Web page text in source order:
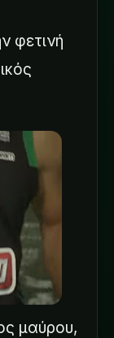
φετινή
μαύρου,